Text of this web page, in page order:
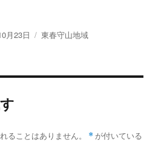
月23日
カ
東春守山地域
ることはありません。 * が付いている